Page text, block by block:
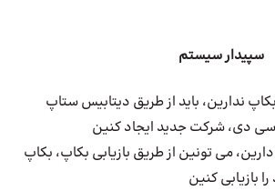
سپیدار سیستم
ندارین، باید از طریق دیتابیس ستاپ
دی، شرکت جدید ایجاد کنین
می تونین از طریق بازیابی بکاپ، بکاپ
بازیابی کنین